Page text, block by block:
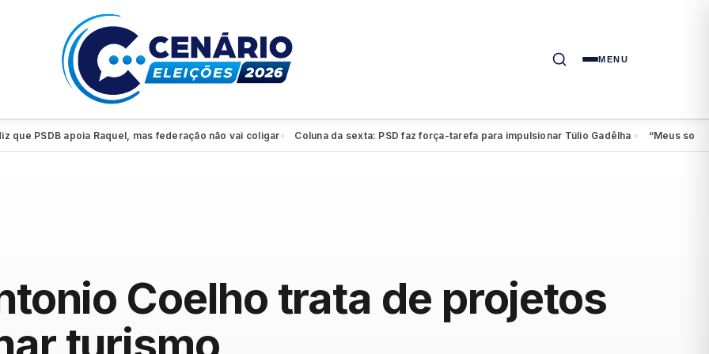
MENU
apoia Raquel, mas federação não vai coligar● Coluna da sexta: PSD faz força-tarefa para impulsionar Túlio Gadêlha● “Meus sonhos
Coelho trata de projetos